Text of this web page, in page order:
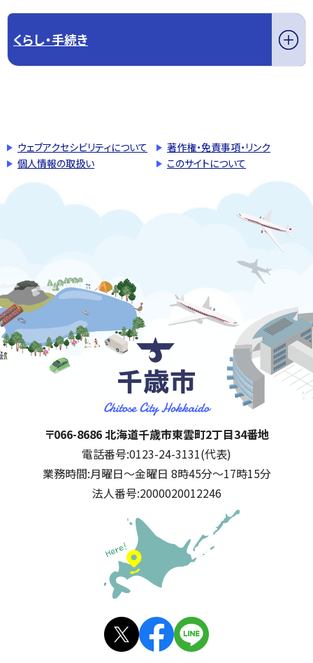
くらし・手続き
ウェブアクセシビリティについて
著作権・免責事項・リンク
個人情報の取扱い
このサイトについて
千歳市
住所:
〒066-8686 北海道千歳市東雲町2丁目34番地
電話番号:0123-24-3131(代表)
業務時間:月曜日～金曜日 8時45分～17時15分
法人番号:2000020012246
公式SNS